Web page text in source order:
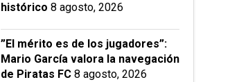
histórico 8 agosto, 2026
”El mérito es de los jugadores”:
Mario García valora la navegación
de Piratas FC 8 agosto, 2026